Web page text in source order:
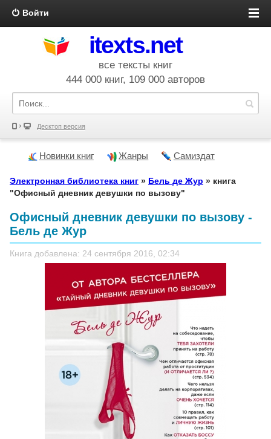
Войти
itexts.net
все тексты книг
444 000 книг, 109 000 авторов
Десктоп версия
Новинки книг Жанры Самиздат
Электронная библиотека книг » Бель де Жур » книга
"Офисный дневник девушки по вызову"
Офисный дневник девушки по вызову -
Бель де Жур
Книга добавлена: 24 сентября 2016, 02:34